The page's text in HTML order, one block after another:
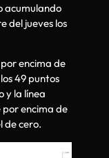
acumulando
del jueves los
encima de
49 puntos
y la línea
por encima de
de cero.